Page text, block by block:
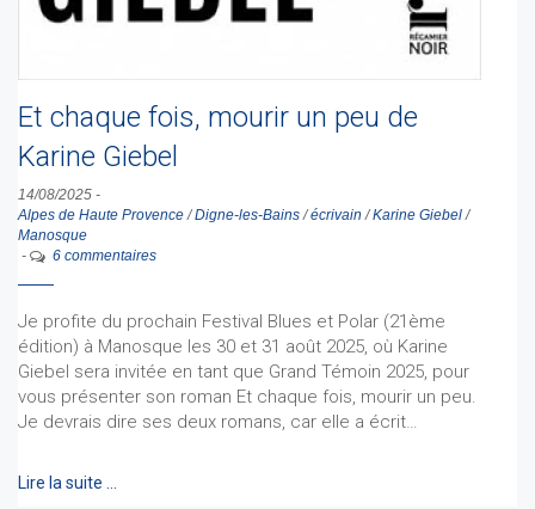
Et chaque fois, mourir un peu de
Karine Giebel
14/08/2025 -
Alpes de Haute Provence/Digne-les-Bains/écrivain /Karine Giebel/
Manosque
-
6 commentaires
Je profite du prochain Festival Blues et Polar (21ème
édition) à Manosque les 30 et 31 août 2025, où Karine
Giebel sera invitée en tant que Grand Témoin 2025, pour
vous présenter son roman Et chaque fois, mourir un peu.
Je devrais dire ses deux romans, car elle a écrit…
Lire la suite …